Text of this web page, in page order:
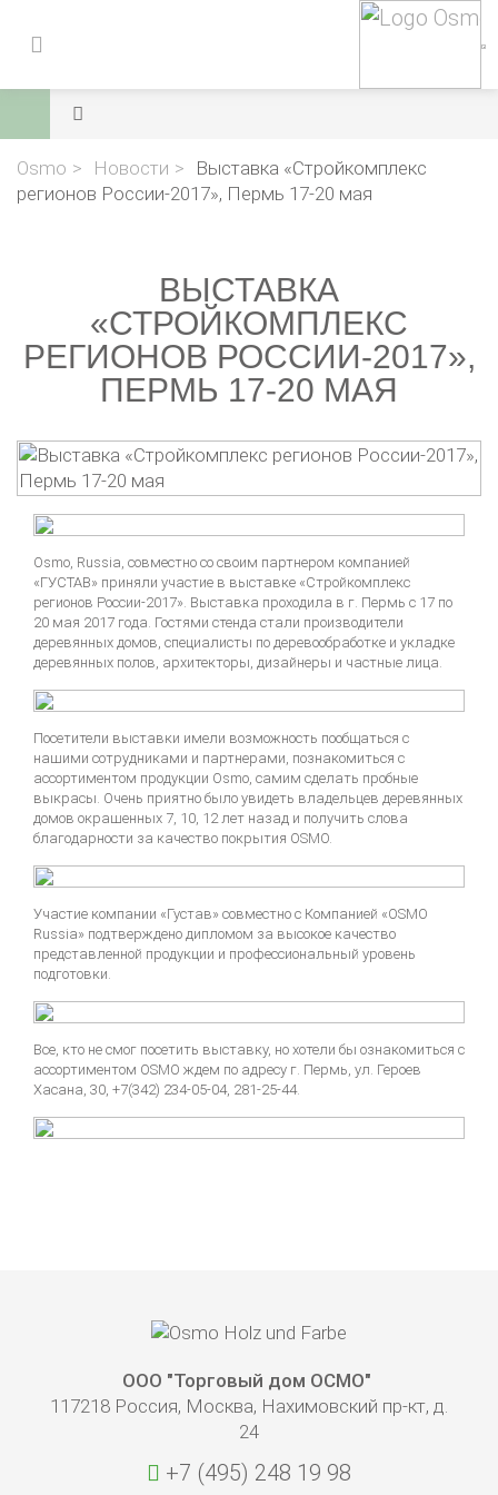
Osmo Новости
Выставка «Стройкомплекс
регионов России-2017», Пермь 17-20 мая
ВЫСТАВКА
«СТРОЙКОМПЛЕКС
РЕГИОНОВ РОССИИ-2017»,
ПЕРМЬ 17-20 МАЯ
Osmo, Russia, совместно со своим партнером компанией
«ГУСТАВ» приняли участие в выставке «Стройкомплекс
регионов России-2017». Выставка проходила в г. Пермь с 17 по
20 мая 2017 года. Гостями стенда стали производители
деревянных домов, специалисты по деревообработке и укладке
деревянных полов, архитекторы, дизайнеры и частные лица.
Посетители выставки имели возможность пообщаться с
нашими сотрудниками и партнерами, познакомиться с
ассортиментом продукции Osmo, самим сделать пробные
выкрасы. Очень приятно было увидеть владельцев деревянных
домов окрашенных 7, 10, 12 лет назад и получить слова
благодарности за качество покрытия OSMO.
Участие компании «Густав» совместно с Компанией «OSMO
Russia» подтверждено дипломом за высокое качество
представленной продукции и профессиональный уровень
подготовки.
Все, кто не смог посетить выставку, но хотели бы ознакомиться с
ассортиментом OSMO ждем по адресу г. Пермь, ул. Героев
Хасана, 30, +7(342) 234-05-04, 281-25-44.
ООО "Торговый дом ОСМО"
117218 Россия, Москва, Нахимовский пр-кт, д.
24
+7 (495) 248 19 98